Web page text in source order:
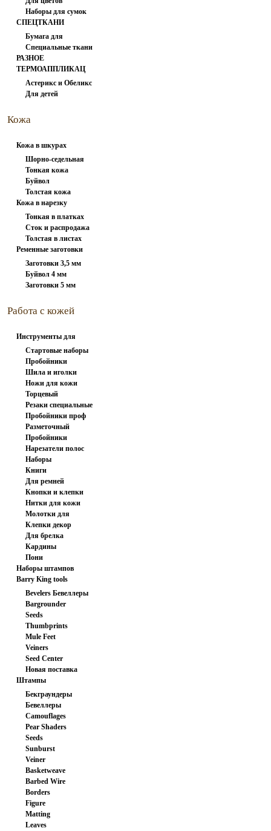
вспарыватели
Наборы для сумок
СПЕЦТКАНИ
Бумага для
заморозки
Специальные ткани
РАЗНОЕ
ТЕРМОАППЛИКАЦИЯ
Астерикс и Обеликс
1
Для детей
Кожа
Кожа в шкурах
Шорно-седельная
Тонкая кожа
Буйвол
Толстая кожа
Кожа в нарезку
Тонкая в платках
Сток и распродажа
Толстая в листах
Ременные заготовки
Заготовки 3,5 мм
Буйвол 4 мм
Заготовки 5 мм
Работа с кожей
Инструменты для
работы с...
Стартовые наборы
Пробойники
вилочные
Шила и иголки
Ножи для кожи
Торцевый
инструмент
Резаки специальные
Пробойники проф
Разметочный
инструмент
Пробойники
револьверные
Нарезатели полос
Наборы
пробойников
Книги
Для ремней
Кнопки и клепки
Нитки для кожи
Молотки для
штампов и...
Клепки декор
Для брелка
заготовка
Кардины
Пони
Наборы штампов
Barry King tools
Bevelers Бевеллеры
Bargrounder
Seeds
Thumbprints
Mule Feet
Veiners
Seed Center
Новая поставка
Штампы
Бекграундеры
Бевеллеры
Camouflages
Pear Shaders
Seeds
Sunburst
Veiner
Basketweave
Barbed Wire
Borders
Figure
Matting
Leaves